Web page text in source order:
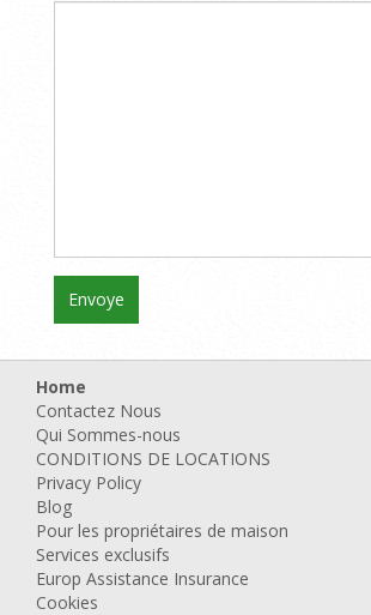
Home
Contactez Nous
Qui Sommes-nous
CONDITIONS DE LOCATIONS
Privacy Policy
Blog
Pour les propriétaires de maison
Services exclusifs
Europ Assistance Insurance
Cookies